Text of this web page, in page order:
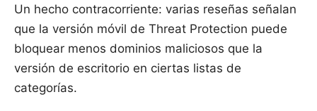
Un hecho contracorriente: varias reseñas señalan
que la versión móvil de Threat Protection puede
bloquear menos dominios maliciosos que la
versión de escritorio en ciertas listas de
categorías.